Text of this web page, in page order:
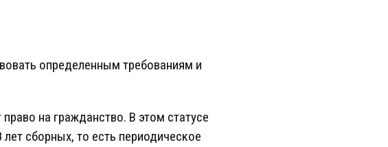
определенным требованиям и
на гражданство. В этом статусе
сборных, то есть периодическое